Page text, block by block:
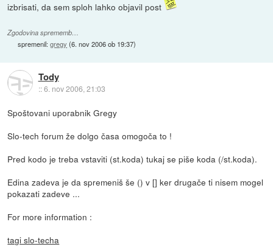
izbrisati, da sem sploh lahko objavil post
Zgodovina sprememb…
spremenil:gregy (6. nov 2006 ob 19:37)
Tody
::6. nov 2006, 21:03
Spoštovani uporabnik Gregy
Slo-tech forum že dolgo časa omogoča to !
Pred kodo je treba vstaviti (st.koda) tukaj se piše koda (/st.koda).
Edina zadeva je da spremeniš še () v [] ker drugače ti nisem mogel
pokazati zadeve ...
For more information :
tagi slo-techa